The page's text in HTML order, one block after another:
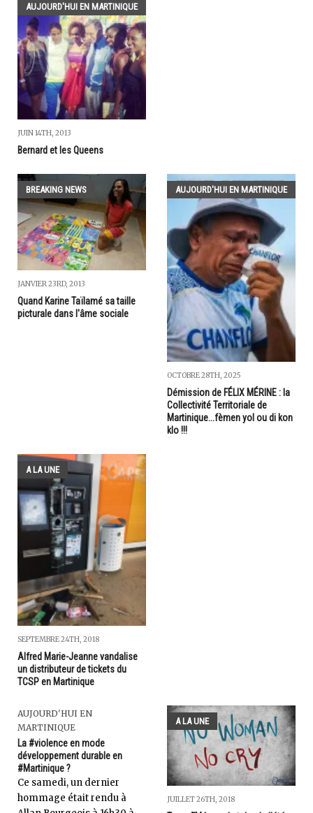
AUJOURD'HUI EN MARTINIQUE
JUIN 14TH, 2013
Bernard et les Queens
BREAKING NEWS
JANVIER 23RD, 2013
Quand Karine Taïlamé sa taille
picturale dans l'âme sociale
AUJOURD'HUI EN MARTINIQUE
OCTOBRE 28TH, 2025
Démission de FÉLIX MÉRINE : la
Collectivité Territoriale de
Martinique...fèmen yol ou di kon
klo !!!
A LA UNE
SEPTEMBRE 24TH, 2018
Alfred Marie-Jeanne vandalise
un distributeur de tickets du
TCSP en Martinique
AUJOURD'HUI EN
MARTINIQUE
La #violence en mode
développement durable en
#Martinique ?
Ce samedi, un dernier
hommage était rendu à
A LA UNE
JUILLET 26TH, 2018